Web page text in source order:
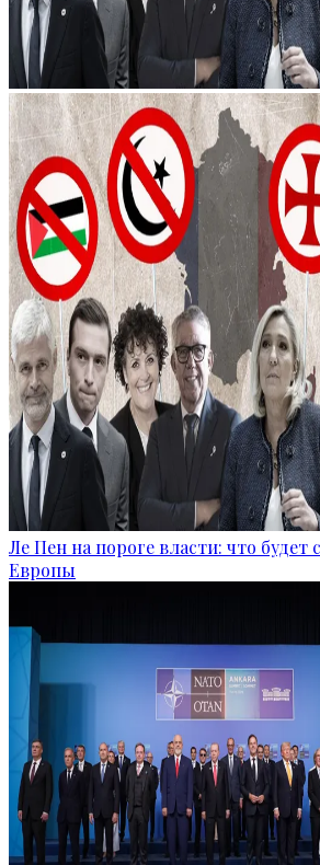
Ле Пен на пороге власти: что будет
Европы